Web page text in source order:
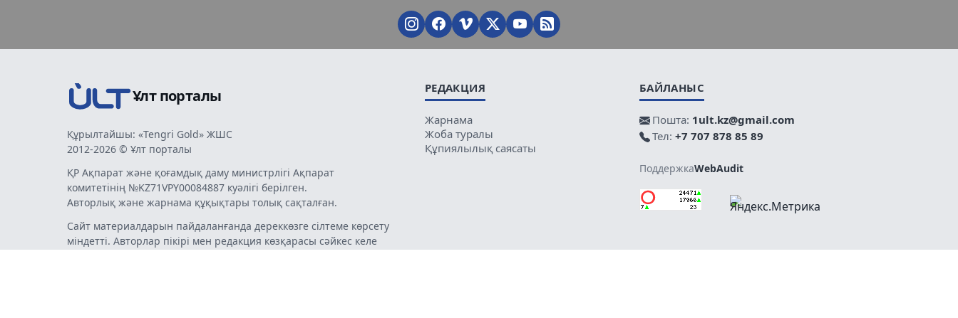
Ұлт порталы
Құрылтайшы: «Tengri Gold» ЖШС
2012-2026 © Ұлт порталы
ҚР Ақпарат және қоғамдық даму министрлігі Ақпарат
комитетінің №KZ71VPY00084887 куәлігі берілген.
Авторлық және жарнама құқықтары толық сақталған.
Сайт материалдарын пайдаланғанда дереккөзге сілтеме көрсету
міндетті. Авторлар пікірі мен редакция көзқарасы сәйкес келе
РЕДАКЦИЯ
Жарнама
Жоба туралы
Құпиялылық саясаты
БАЙЛАНЫС
Пошта: 1ult.kz@gmail.com
Тел: +7 707 878 85 89
ПоддержкаWebAudit